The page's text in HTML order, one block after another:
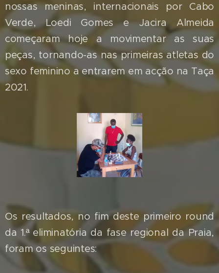
nossas meninas, internacionais por Cabo
Verde, Loedi Gomes e Jacira Almeida
começaram hoje a movimentar as suas
peças, tornando-as nas primeiras atletas do
sexo feminino a entrarem em acção na Taça
2021.
Os resultados, no fim deste primeiro round
da 1.ª eliminatória da fase regional da Praia,
foram os seguintes: